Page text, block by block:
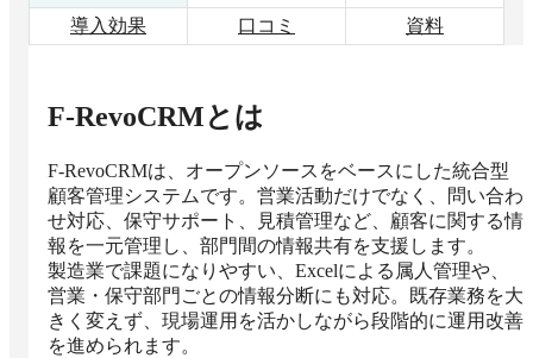
導入効果
口コミ 資料
F-RevoCRMとは
F-RevoCRMは、オープンソースをベースにした統合型
顧客管理システムです。営業活動だけでなく、問い合わ
せ対応、保守サポート、見積管理など、顧客に関する情
報を一元管理し、部門間の情報共有を支援します。
製造業で課題になりやすい、Excelによる属人管理や、
営業・保守部門ごとの情報分断にも対応。既存業務を大
きく変えず、現場運用を活かしながら段階的に運用改善
を進められます。